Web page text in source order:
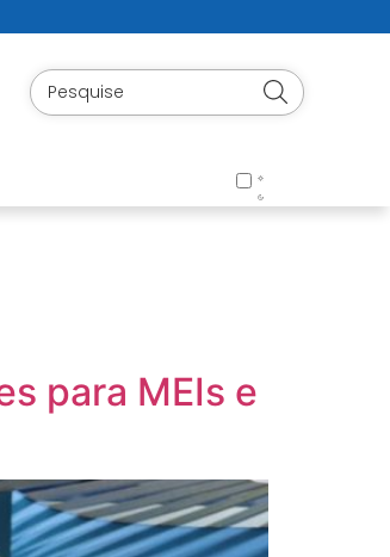
para MEIs e